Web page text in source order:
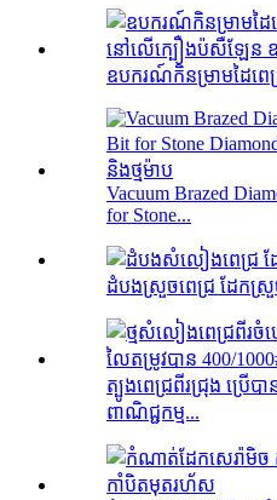
ឧបករណ៍កិនម្រាមដៃពេ
Vacuum Brazed
for Stone...
ដំបងស្រួចពេជ្រ ដែកស្រួ
ត្បូងពេជ្រពីរជ្រុង ប្រើ
ពាណិជ្ជកម្ម...